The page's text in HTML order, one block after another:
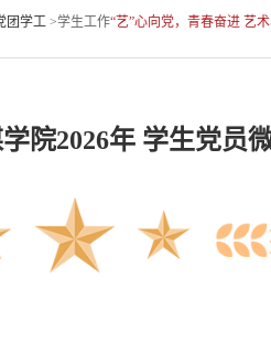
团学工 >学生工作“艺”心向党，青春奋进 艺
院2026年 学生党员